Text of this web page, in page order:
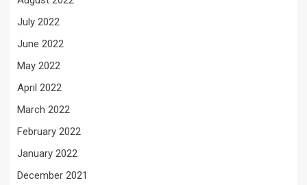
July 2022
June 2022
May 2022
April 2022
March 2022
February 2022
January 2022
December 2021